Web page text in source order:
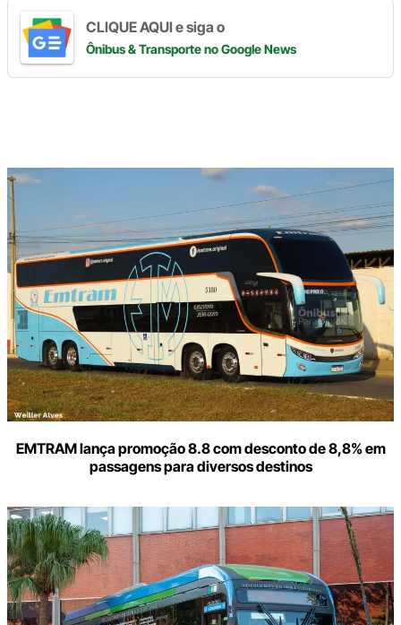
CLIQUE AQUI e siga o
Ônibus & Transporteno Google News
EMTRAM lança promoção 8.8 com desconto de 8,8% em
passagens para diversos destinos
Digite
aqui
o
seu
e-
mail